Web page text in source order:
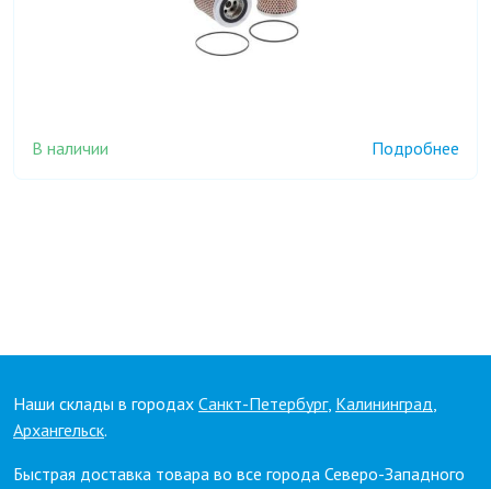
В наличии Подробнее
Наши склады в городах Санкт-Петербург, Калининград,
Архангельск.
Быстрая доставка товара во все города Северо-Западного